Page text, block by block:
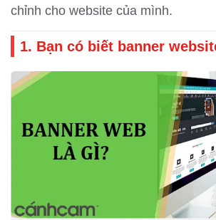
chỉnh cho website của mình.
1. Bạn có biết banner